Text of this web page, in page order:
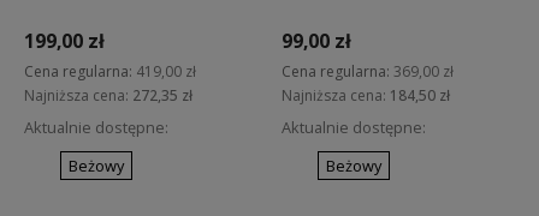
199,00 zł
Cena regularna: 419,00 zł
Najniższa cena: 272,35 zł
Aktualnie dostępne:
Beżowy
99,00 zł
Cena regularna: 369,00 zł
Najniższa cena: 184,50 zł
Aktualnie dostępne:
Beżowy